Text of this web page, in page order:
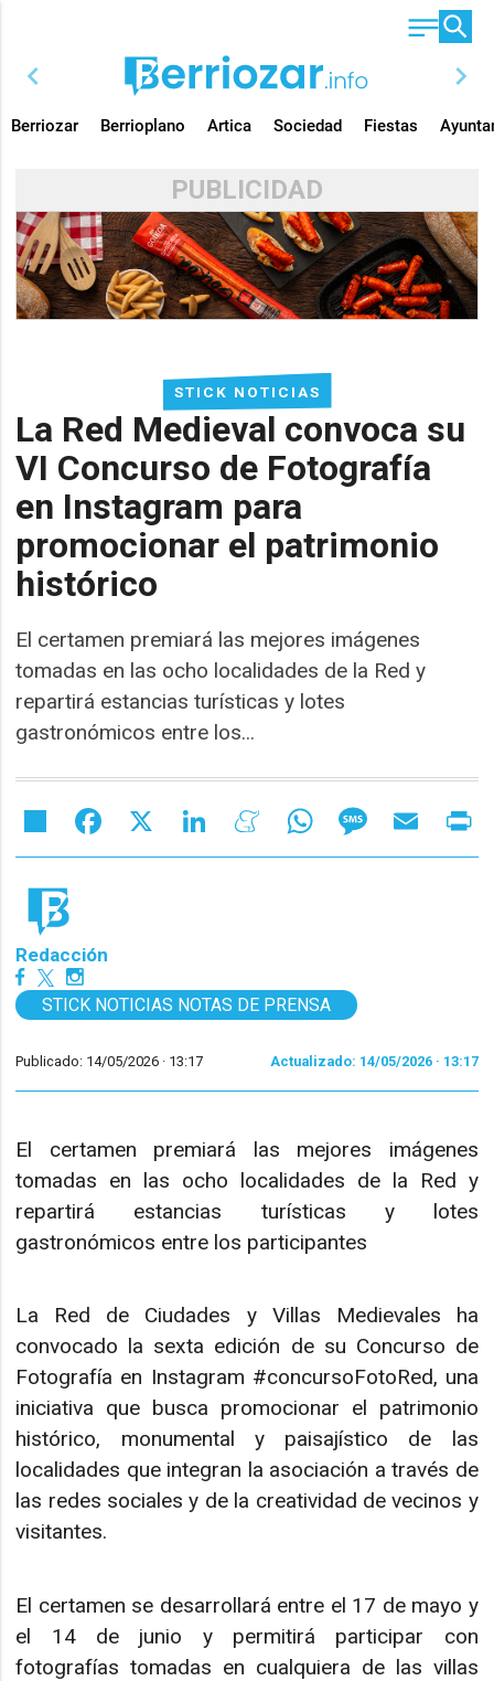
chevron_left chevron_right
Berriozar Berrioplano Artica Sociedad Fiestas
PUBLICIDAD
STICK NOTICIAS
La Red Medieval convoca su
VI Concurso de Fotografía
en Instagram para
promocionar el patrimonio
histórico
El certamen premiará las mejores imágenes
tomadas en las ocho localidades de la Red y
repartirá estancias turísticas y lotes
gastronómicos entre los...
Share Facebook LinkedIn MeneameWhatsAppMessageEmail
Redacción
STICK NOTICIAS NOTAS DE PRENSA
Publicado: 14/05/2026 · 13:17 Actualizado: 14/05/2026 · 13:17
El certamen premiará las mejores imágenes
tomadas en las ocho localidades de la Red y
repartirá estancias turísticas y lotes
gastronómicos entre los participantes
La Red de Ciudades y Villas Medievales ha
convocado la sexta edición de su Concurso de
Fotografía en Instagram #concursoFotoRed, una
iniciativa que busca promocionar el patrimonio
histórico, monumental y paisajístico de las
localidades que integran la asociación a través de
las redes sociales y de la creatividad de vecinos y
visitantes.
El certamen se desarrollará entre el 17 de mayo y
el 14 de junio y permitirá participar con
fotografías tomadas en cualquiera de las villas